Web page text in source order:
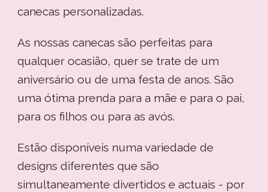
canecas personalizadas.
As nossas canecas são perfeitas para
qualquer ocasião, quer se trate de um
aniversário ou de uma festa de anos. São
uma ótima prenda para a mãe e para o pai,
para os filhos ou para as avós.
Estão disponíveis numa variedade de
designs diferentes que são
simultaneamente divertidos e actuais - por